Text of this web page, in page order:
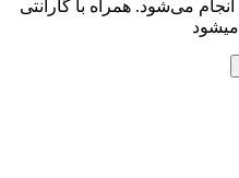
می‌شود. همراه با گارانتی